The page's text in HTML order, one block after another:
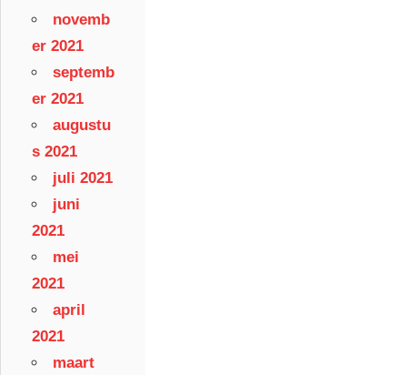
novemb
er 2021
septemb
er 2021
augustu
s 2021
juli 2021
juni
2021
mei
2021
april
2021
maart